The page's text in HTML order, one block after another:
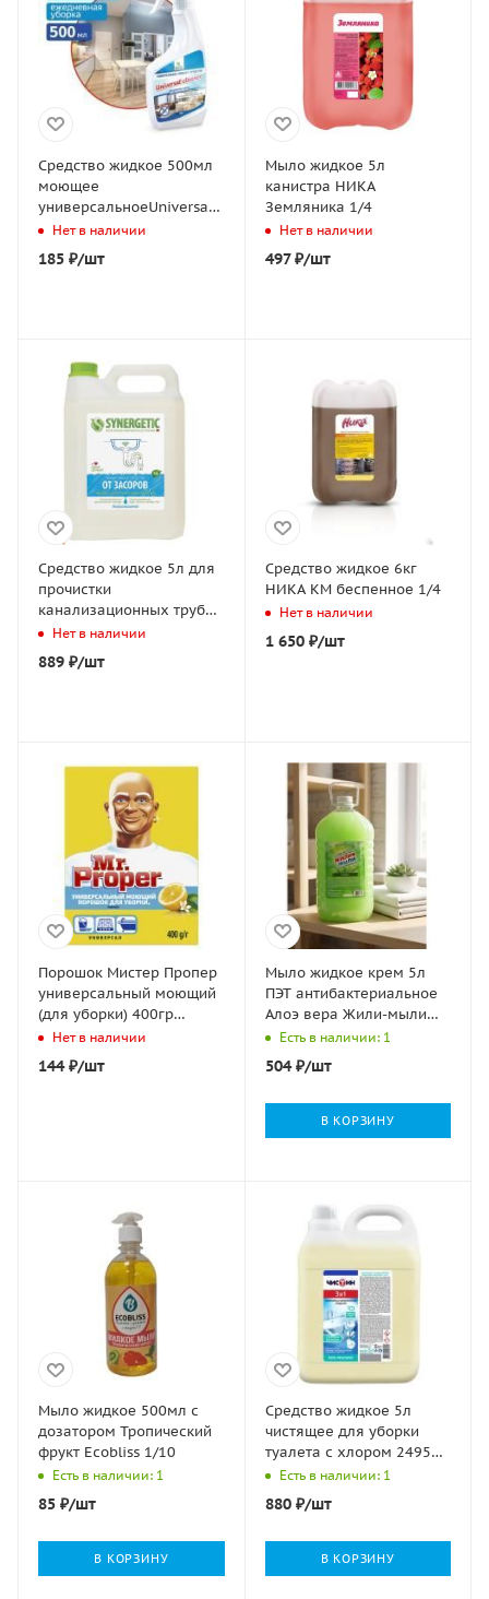
Средство жидкое 500мл
моющее
универсальноеUniversal
cleaner нейтральное
Clean&Green 1/12
Нет в наличии
185 ₽/шт
Мыло жидкое 5л
канистра НИКА
Земляника 1/4
Нет в наличии
497₽/шт
Средство жидкое 5л для
прочистки
канализационных труб
дезин эффектом
SYNERGETIC 1/4
Нет в наличии
889 ₽/шт
Средство жидкое 6кг
НИКА КМ беспенное 1/4
Нет в наличии
1 650₽/шт
Порошок Мистер Пропер
универсальный моющий
(для уборки) 400гр
Лимон 1/22
Нет в наличии
144₽/шт
Мыло жидкое крем 5л
ПЭТ антибактериальное
Алоэ вера Жили-мыли
1/4Есть в наличии: 1
504₽/шт
В КОРЗИНУ
Мыло жидкое 500мл с
дозатором Тропический
фрукт Ecobliss 1/10
Есть в наличии: 1
85 ₽/шт
В КОРЗИНУ
Средство жидкое 5л
чистящее для уборки
туалета с хлором 24957
ЧИСТИН 3в1 1/2
Есть в наличии: 1
880₽/шт
В КОРЗИНУ